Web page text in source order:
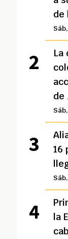
de
La
de
16
la